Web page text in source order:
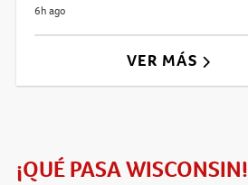
6h ago
VER MÁS
¡QUÉ PASA WISCONSIN!